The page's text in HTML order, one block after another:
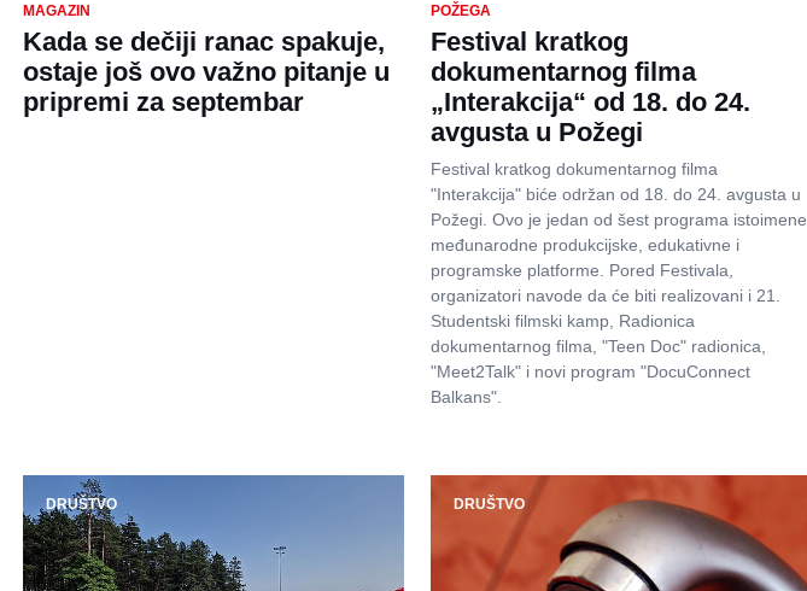
MAGAZIN
Kada se dečiji ranac spakuje,
ostaje još ovo važno pitanje u
pripremi za septembar
POŽEGA
Festival kratkog
dokumentarnog filma
„Interakcija“ od 18. do 24.
avgusta u Požegi
Festival kratkog dokumentarnog filma
"Interakcija" biće održan od 18. do 24. avgusta u
Požegi. Ovo je jedan od šest programa istoimene
međunarodne produkcijske, edukativne i
programske platforme. Pored Festivala,
organizatori navode da će biti realizovani i 21.
Studentski filmski kamp, Radionica
dokumentarnog filma, "Teen Doc" radionica,
"Meet2Talk" i novi program "DocuConnect
Balkans".
DRUŠTVO DRUŠTVO